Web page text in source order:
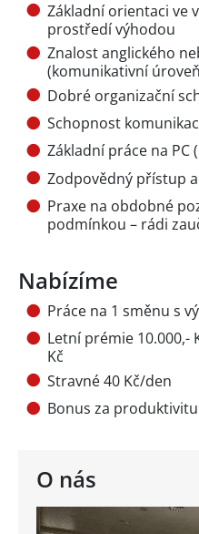
O nás
Základní orientaci ve
prostředí výhodou
Znalost anglického
(komunikativní
Dobré organizační
Schopnost
Základní práce na PC
Zodpovědný přístup
Praxe na obdobné
podmínkou – rádi
Nabízíme
Práce na 1 směnu s
Letní prémie 10.000,-
Kč
Stravné 40 Kč/den
Bonus za produktivitu